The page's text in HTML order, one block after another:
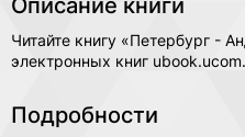
Описание книги
Читайте книгу «Петербург -
электронных книг
Подробности